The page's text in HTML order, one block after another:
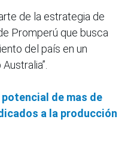
de la estrategia de
Promperú que busca
del país en un
potencial de mas de
a la producción